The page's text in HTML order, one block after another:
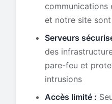
communications
et notre site
Serveurs
des
pare-feu et
intrusions
Accès limité :